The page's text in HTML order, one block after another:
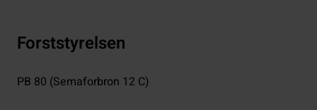
Forststyrelsen
PB 80 (Semaforbron 12 C)